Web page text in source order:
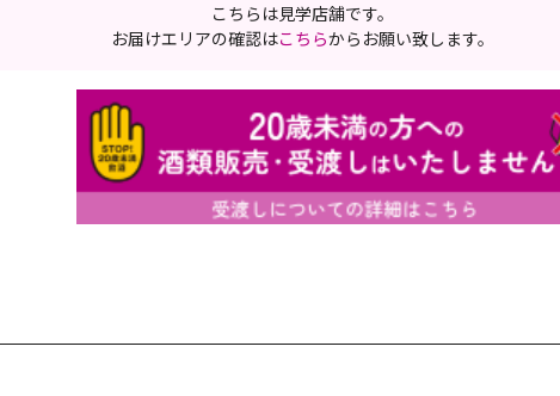
こちらは見学店舗です。
お届けエリアの確認はこちらからお願い致します。